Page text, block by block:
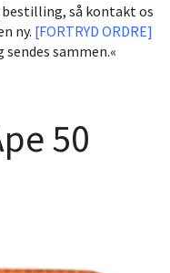
bestilling, så kontakt os
ny. [FORTRYD ORDRE]
sendes sammen.«
50